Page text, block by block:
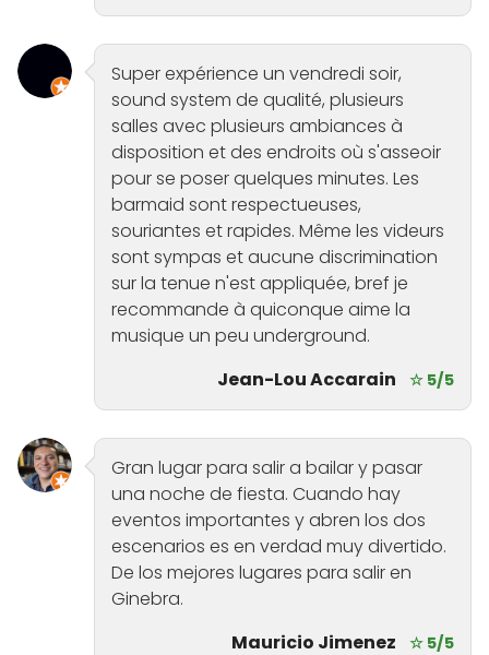
Super expérience un vendredi soir,
sound system de qualité, plusieurs
salles avec plusieurs ambiances à
disposition et des endroits où s'asseoir
pour se poser quelques minutes. Les
barmaid sont respectueuses,
souriantes et rapides. Même les videurs
sont sympas et aucune discrimination
sur la tenue n'est appliquée, bref je
recommande à quiconque aime la
musique un peu underground.
Jean-Lou Accarain
☆ 5/5
Gran lugar para salir a bailar y pasar
una noche de fiesta. Cuando hay
eventos importantes y abren los dos
escenarios es en verdad muy divertido.
De los mejores lugares para salir en
Ginebra.
Mauricio Jimenez
☆ 5/5